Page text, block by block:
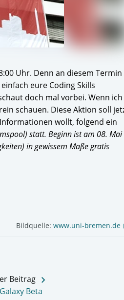
Uhr. Denn an diesem Termin
eure Coding Skills
doch mal vorbei. Wenn ich
schauen. Diese Aktion soll
wollt, folgend ein
statt. Beginn ist am 08. Mai
in gewissem Maße gratis
Bildquelle: www.uni-bremen.de
Beitrag keyboard_arrow_right
Beta